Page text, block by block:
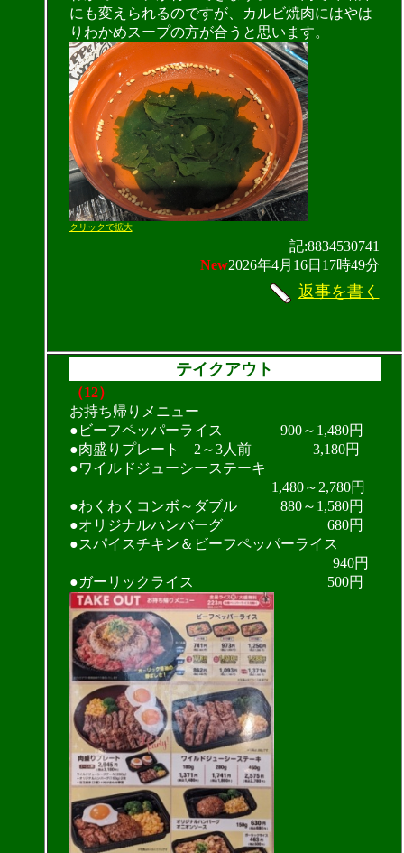
にも変えられるのですが、カルビ焼肉にはやは
りわかめスープの方が合うと思います。
クリックで拡大
記:8834530741
New2026年4月16日17時49分
返事を書く
テイクアウト
（12）
お持ち帰りメニュー
●ビーフペッパーライス 900～1,480円
●肉盛りプレート 2～3人前 3,180円
●ワイルドジューシーステーキ
1,480～2,780円
●わくわくコンボ～ダブル 880～1,580円
●オリジナルハンバーグ 680円
●スパイスチキン＆ビーフペッパーライス
940円
●ガーリックライス 500円